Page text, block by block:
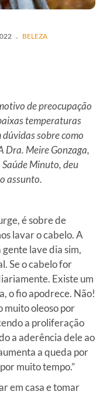
BELEZA
de preocupação
temperaturas
sobre como
Dra. Meire Gonzaga,
Minuto, deu
assunto.
é sobre de
lavar o cabelo. A
lave dia sim,
Se o cabelo for
Existe um
o fio apodrece. Não!
muito oleoso por
a proliferação
a aderência dele ao
a queda por
muito tempo.”
em casa e tomar